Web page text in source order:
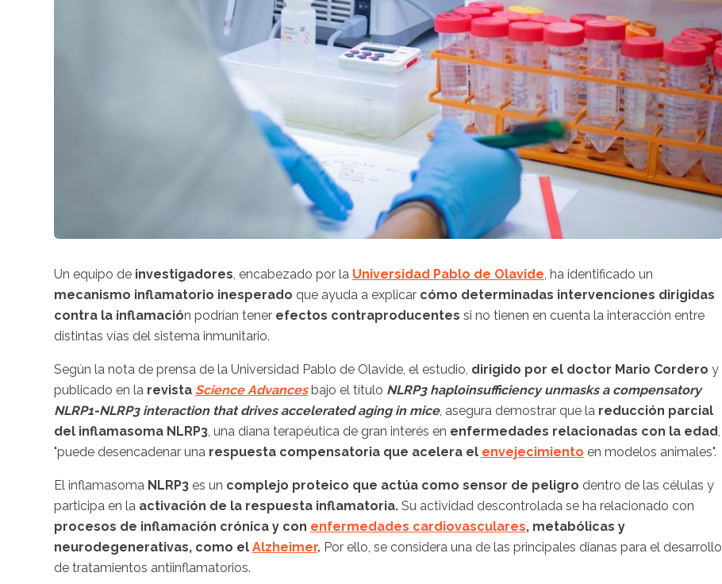
Un equipo de investigadores , encabezado por la Universidad Pablo de Olavide , ha identificado un
mecanismo inflamatorio inesperado que ayuda a explicar cómo determinadas intervenciones dirigidas
contra la inflamación podrían tener efectos contraproducentes si no tienen en cuenta la interacción entre
distintas vías del sistema inmunitario.
Según la nota de prensa de la Universidad Pablo de Olavide, el estudio, dirigido por el doctor Mario Cordero y
publicado en la revista Science Advancesbajo el título NLRP3 haploinsufficiency unmasks a compensatory
NLRP1-NLRP3 interaction that drives accelerated aging in mice, asegura demostrar que la reducción parcial
del inflamasoma NLRP3 , una diana terapéutica de gran interés en enfermedades relacionadas con la edad
"puede desencadenar una respuesta compensatoria que acelera el envejecimiento en modelos animales".
El inflamasoma NLRP3 es un complejo proteico que actúa como sensor de peligro dentro de las células y
participa en la activación de la respuesta inflamatoria. Su actividad descontrolada se ha relacionado con
procesos de inflamación crónica y con enfermedades cardiovasculares, metabólicas y
neurodegenerativas, como el Alzheimer. Por ello, se considera una de las principales dianas para el desarrollo
de tratamientos antiinflamatorios.